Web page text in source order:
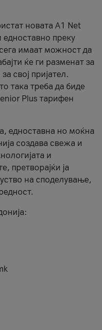
новата А1 Net
преку
имаат можност да
ќе ги разменат за
свој пријател.
така треба да биде
Plus тарифен
едноставна но моќна
создава свежа и
и
претворајќи ја
на споделување,